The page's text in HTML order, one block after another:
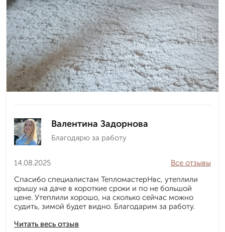
Валентина Задорнова
Благодярю за работу
14.08.2025
Читать весь отзыв
Все отзывы
Спасибо специалистам ТепломастерНвс, утеплили
крышу на даче в короткие сроки и по не большой
цене. Утеплили хорошо, на сколько сейчас можно
судить, зимой будет видно. Благодарим за работу.